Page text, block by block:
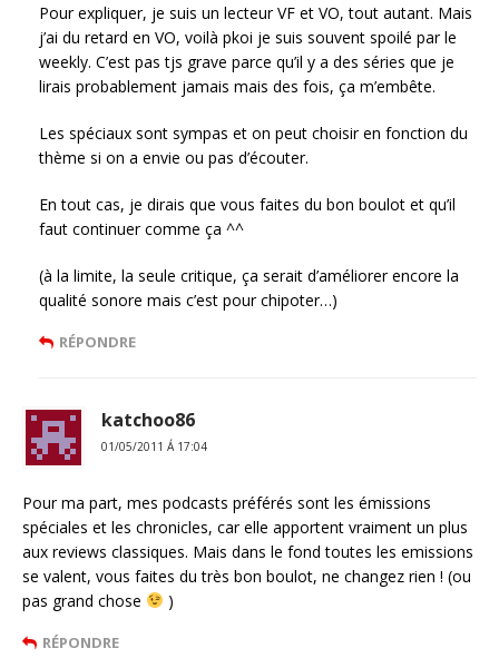
Pour expliquer, je suis un lecteur VF et VO, tout autant. Mais
j’ai du retard en VO, voilà pkoi je suis souvent spoilé par le
weekly. C’est pas tjs grave parce qu’il y a des séries que je
lirais probablement jamais mais des fois, ça m’embête.
Les spéciaux sont sympas et on peut choisir en fonction du
thème si on a envie ou pas d’écouter.
En tout cas, je dirais que vous faites du bon boulot et qu’il
faut continuer comme ça ^^
(à la limite, la seule critique, ça serait d’améliorer encore la
qualité sonore mais c’est pour chipoter…)
RÉPONDRE
katchoo86
01/05/2011 Á 17:04
Pour ma part, mes podcasts préférés sont les émissions
spéciales et les chronicles, car elle apportent vraiment un plus
aux reviews classiques. Mais dans le fond toutes les emissions
se valent, vous faites du très bon boulot, ne changez rien ! (ou
pas grand chose
)
RÉPONDRE